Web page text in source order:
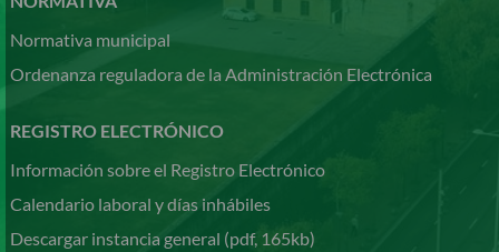
Normativa municipal
Ordenanza reguladora de la Administración Electrónica
REGISTRO ELECTRÓNICO
Información sobre el Registro Electrónico
Calendario laboral y días inhábiles
Descargar instancia general (pdf, 165kb)